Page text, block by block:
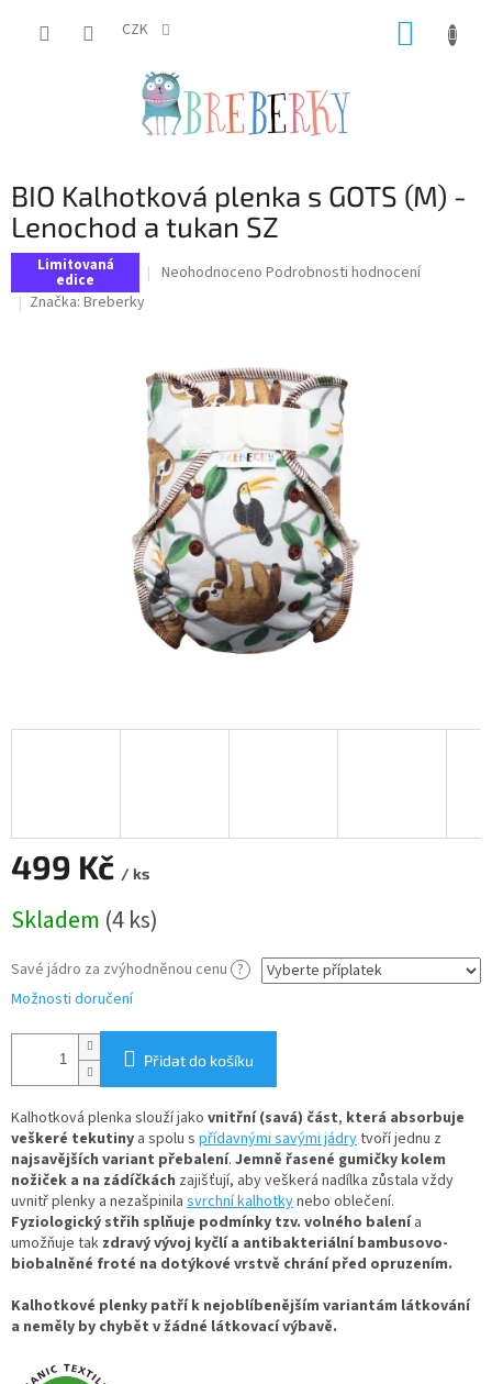
CZK
BIO Kalhotková plenka s GOTS (M) -
Lenochod a tukan SZ
Limitovaná
edice
Průměrné
z
5
Neohodnoceno Podrobnosti hodnocení
Značka: Breberky
499 Kč / ks
cena:
Skladem (4 ks)
Savé jádro za zvýhodněnou cenu ?
Možnosti doručení
Přidat do košíku
Kalhotková plenka slouží jako vnitřní (savá) část, která absorbuje
veškeré tekutiny a spolu s přídavnými savými jádrytvoří jednu z
najsavějších variant přebalení. Jemně řasené gumičky kolem
nožiček a na zádíčkách zajišťují, aby veškerá nadílka zůstala vždy
uvnitř plenky a nezašpinila svrchní kalhotkynebo oblečení.
Fyziologický střih splňuje podmínky tzv. volného balenía
umožňuje tak zdravý vývoj kyčlí a antibakteriální bambusovo-
biobalněné froté na dotýkové vrstvě chrání před opruzením.
Kalhotkové plenky patří k nejoblíbenějším variantám látkování
a neměly by chybět v žádné látkovací výbavě.